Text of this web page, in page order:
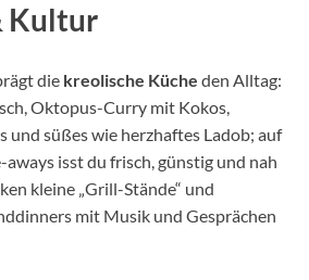
Kultur
die kreolische Küche den Alltag:
Oktopus-Curry mit Kokos,
und süßes wie herzhaftes Ladob; auf
isst du frisch, günstig und nah
kleine „Grill-Stände“ und
mit Musik und Gesprächen